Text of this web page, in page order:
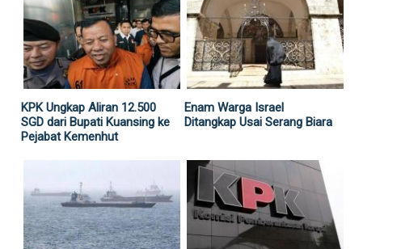
KPK Ungkap Aliran 12.500
SGD dari Bupati Kuansing ke
Pejabat Kemenhut
Enam Warga Israel
Ditangkap Usai Serang Biara